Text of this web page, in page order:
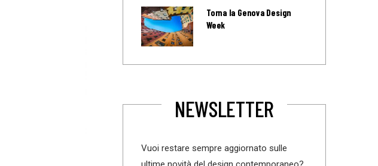
Torna la Genova Design
Week
NEWSLETTER
Vuoi restare sempre aggiornato sulle